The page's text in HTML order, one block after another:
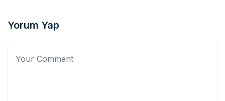
Yorum Yap